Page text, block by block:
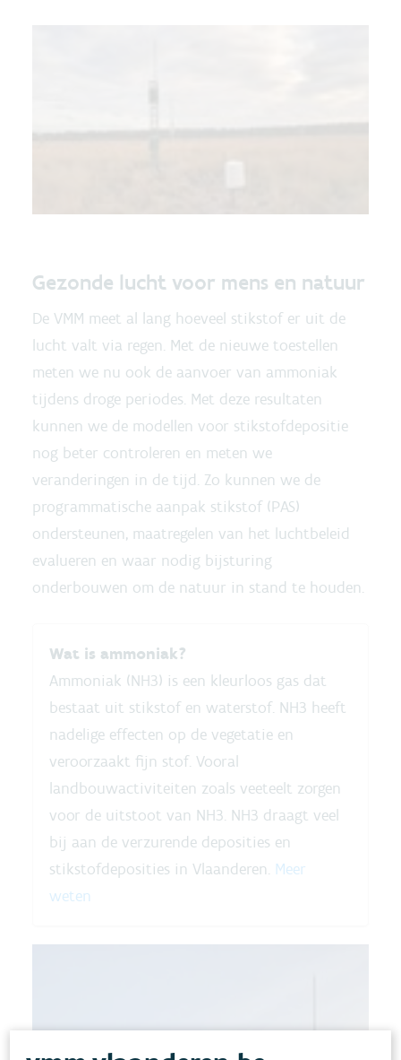
Gezonde lucht voor mens en natuur
De VMM meet al lang hoeveel stikstof er uit de
lucht valt via regen. Met de nieuwe toestellen
meten we nu ook de aanvoer van ammoniak
tijdens droge periodes. Met deze resultaten
kunnen we de modellen voor stikstofdepositie
nog beter controleren en meten we
veranderingen in de tijd. Zo kunnen we de
programmatische aanpak stikstof (PAS)
ondersteunen, maatregelen van het luchtbeleid
evalueren en waar nodig bijsturing
onderbouwen om de natuur in stand te houden.
Wat is ammoniak?
Ammoniak (NH3) is een kleurloos gas dat
bestaat uit stikstof en waterstof. NH3 heeft
nadelige effecten op de vegetatie en
veroorzaakt fijn stof. Vooral
landbouwactiviteiten zoals veeteelt zorgen
voor de uitstoot van NH3. NH3 draagt veel
bij aan de verzurende deposities en
stikstofdeposities in Vlaanderen. Meer
weten